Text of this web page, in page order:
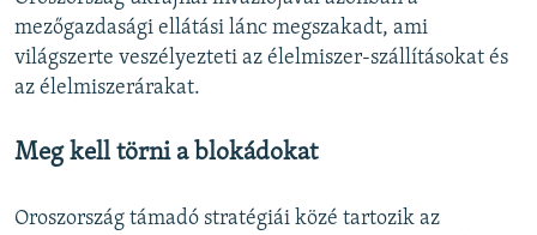
mezőgazdasági ellátási lánc megszakadt, ami
világszerte veszélyezteti az élelmiszer-szállításokat és
az élelmiszerárakat.
Meg kell törni a blokádokat
Oroszország támadó stratégiái közé tartozik az